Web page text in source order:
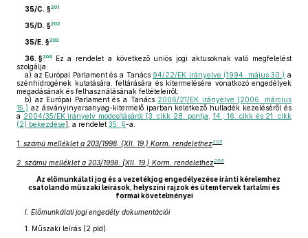
35/C. §201
35/D. §202
35/E. §203
36. §204
Ez a rendelet a következő uniós jogi aktusoknak való megfelelést
szolgálja:
a) az Európai Parlament és a Tanács 94/22/EK irányelve (1994. május 30.) a
szénhidrogének kutatására, feltárására és kitermelésére vonatkozó engedélyek
megadásának és felhasználásának feltételeiről;
b) az Európai Parlament és a Tanács 2006/21/EK irányelve (2006. március
15.) az ásványinyersanyag-kitermelő iparban keletkező hulladék kezeléséről és
a 2004/35/EK irányelv módosításáról [3. cikk 28. pontja
14., 16. cikk és 21. cikk
(2) bekezdése], a rendelet 35. §-a.
1. számú melléklet a 203/1998. (XII. 19.) Korm. rendelethez205
2. számú melléklet a 203/1998. (XII. 19.) Korm. rendelethez206
Az előmunkálati jog és a vezetékjog engedélyezése iránti kérelemhez
csatolandó műszaki leírások, helyszíni rajzok és ütemtervek tartalmi és
formai követelményei
I. Előmunkálati jogi engedély dokumentációi
1. Műszaki leírás (2 pld):